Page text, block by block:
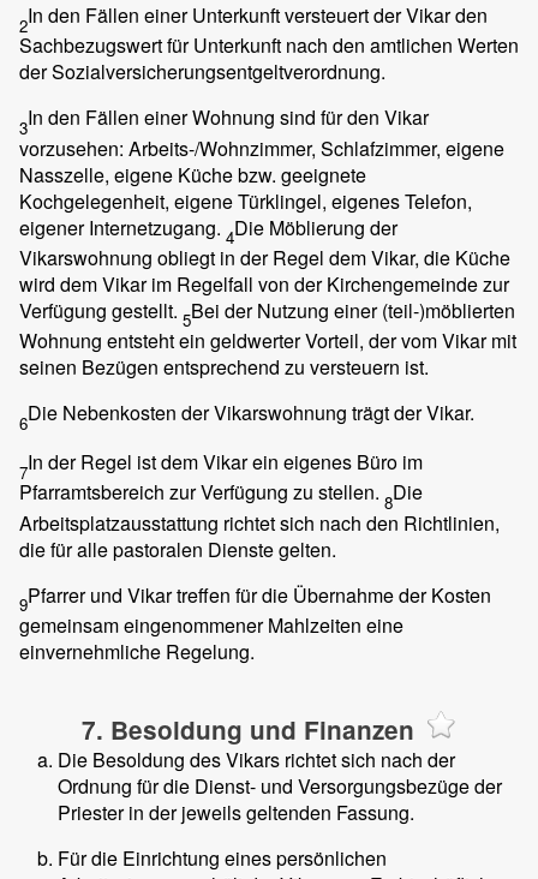
2In den Fällen einer Unterkunft versteuert der Vikar den
Sachbezugswert für Unterkunft nach den amtlichen Werten
der Sozialversicherungsentgeltverordnung.
3In den Fällen einer Wohnung sind für den Vikar
vorzusehen: Arbeits-/Wohnzimmer, Schlafzimmer, eigene
Nasszelle, eigene Küche bzw. geeignete
Kochgelegenheit, eigene Türklingel, eigenes Telefon,
eigener Internetzugang. 4Die Möblierung der
Vikarswohnung obliegt in der Regel dem Vikar, die Küche
wird dem Vikar im Regelfall von der Kirchengemeinde zur
Verfügung gestellt. 5Bei der Nutzung einer (teil-)möblierten
Wohnung entsteht ein geldwerter Vorteil, der vom Vikar mit
seinen Bezügen entsprechend zu versteuern ist.
6Die Nebenkosten der Vikarswohnung trägt der Vikar.
7In der Regel ist dem Vikar ein eigenes Büro im
Pfarramtsbereich zur Verfügung zu stellen. 8Die
Arbeitsplatzausstattung richtet sich nach den Richtlinien,
die für alle pastoralen Dienste gelten.
9Pfarrer und Vikar treffen für die Übernahme der Kosten
gemeinsam eingenommener Mahlzeiten eine
einvernehmliche Regelung.
7. Besoldung und Finanzen
Die Besoldung des Vikars richtet sich nach der
Ordnung für die Dienst- und Versorgungsbezüge der
Priester in der jeweils geltenden Fassung.
Für die Einrichtung eines persönlichen